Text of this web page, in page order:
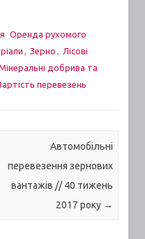
Оренда рухомого
, Зерно , Лісові
добрива та
перевезень
Автомобільні
перевезення зернових
вантажів // 40 тижень
2017 року →